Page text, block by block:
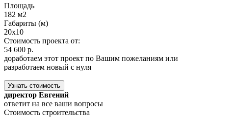
Площадь
182 м2
Габариты (м)
20x10
Стоимость проекта от:
54 600 р.
доработаем этот проект по Вашим пожеланиям или
разработаем новый с нуля
Узнать стоимость
директор Евгений
ответит на все ваши вопросы
Стоимость строительства